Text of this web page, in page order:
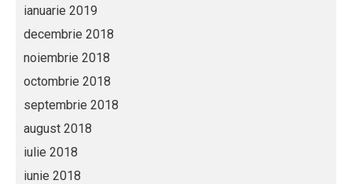
ianuarie 2019
decembrie 2018
noiembrie 2018
octombrie 2018
septembrie 2018
august 2018
iulie 2018
iunie 2018